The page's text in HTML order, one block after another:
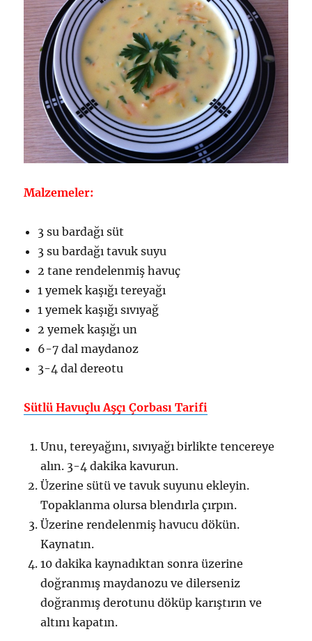
Malzemeler:
3 su bardağı süt
3 su bardağı tavuk suyu
2 tane rendelenmiş havuç
1 yemek kaşığı tereyağı
1 yemek kaşığı sıvıyağ
2 yemek kaşığı un
6-7 dal maydanoz
3-4 dal dereotu
Sütlü Havuçlu Aşçı Çorbası Tarifi
Unu, tereyağını, sıvıyağı birlikte tencereye
alın. 3-4 dakika kavurun.
Üzerine sütü ve tavuk suyunu ekleyin.
Topaklanma olursa blendırla çırpın.
Üzerine rendelenmiş havucu dökün.
Kaynatın.
10 dakika kaynadıktan sonra üzerine
doğranmış maydanozu ve dilerseniz
doğranmış derotunu döküp karıştırın ve
altını kapatın.